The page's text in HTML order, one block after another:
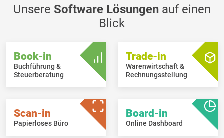
Unsere Software Lösungenauf einen
Blick
Book-in
Buchführung &
Steuerberatung
Trade-in
Warenwirtschaft &
Rechnungsstellung
Scan-in
Papierloses Büro
Board-in
Online Dashboard